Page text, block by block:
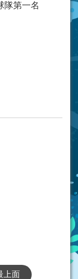
隊第一名
上面